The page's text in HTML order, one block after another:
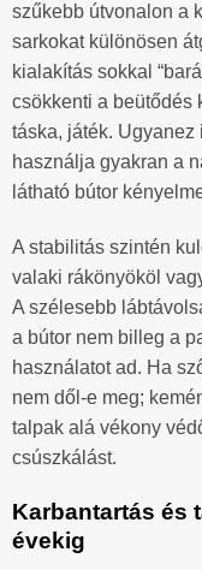
szűkebb útvonalon a
sarkokat különösen
kialakítás sokkal
csökkenti a beütődés
táska, játék.
használja gyakran a
látható bútor
A stabilitás szintén
valaki rákönyököl
A szélesebb
a bútor nem billeg a
használatot ad. Ha
nem dől-e meg;
talpak alá vékony
csúszkálást.
Karbantartás és
évekig